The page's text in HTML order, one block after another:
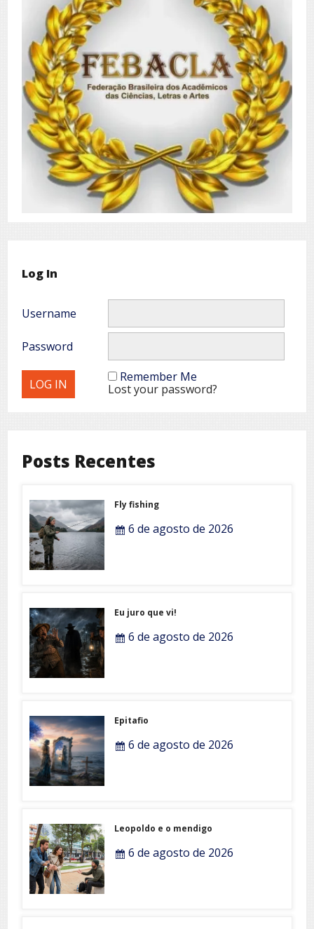
Log In
Username
Password
Remember Me
Lost your password?
Posts Recentes
Fly fishing
6 de agosto de 2026
Eu juro que vi!
6 de agosto de 2026
Epitafio
6 de agosto de 2026
Leopoldo e o mendigo
6 de agosto de 2026